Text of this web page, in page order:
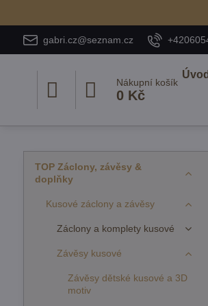
gabri.cz@seznam.cz
Nákupní košík
0 Kč
Úvod
TOP Záclony, závěsy &
doplňky
Kusové záclony a závěsy
Záclony a komplety kusové
Závěsy kusové
Závěsy dětské kusové a 3D
motiv